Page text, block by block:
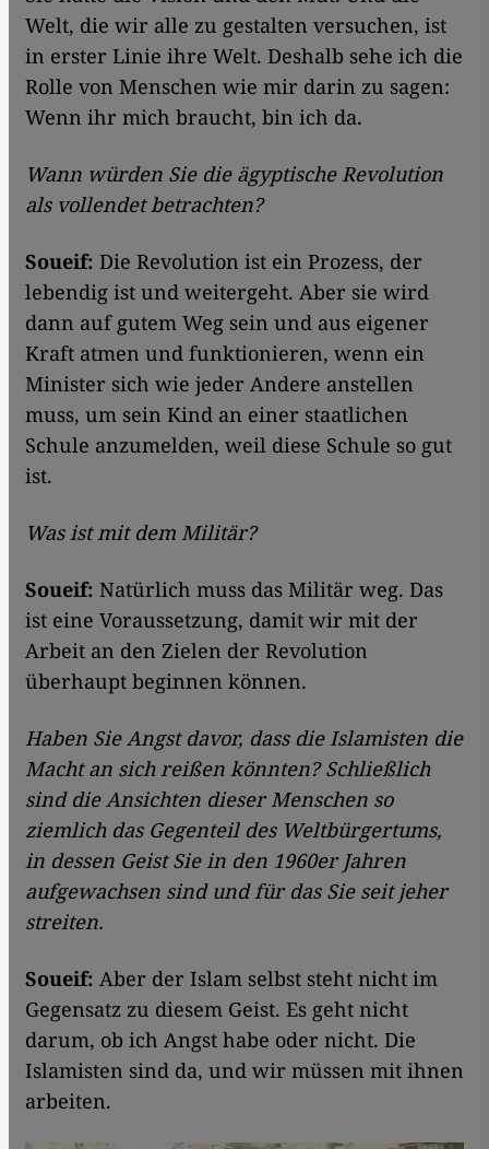
Welt, die wir alle zu gestalten versuchen, ist
in erster Linie ihre Welt. Deshalb sehe ich die
Rolle von Menschen wie mir darin zu sagen:
Wenn ihr mich braucht, bin ich da.
Wann würden Sie die ägyptische Revolution
als vollendet betrachten?
Soueif: Die Revolution ist ein Prozess, der
lebendig ist und weitergeht. Aber sie wird
dann auf gutem Weg sein und aus eigener
Kraft atmen und funktionieren, wenn ein
Minister sich wie jeder Andere anstellen
muss, um sein Kind an einer staatlichen
Schule anzumelden, weil diese Schule so gut
ist.
Was ist mit dem Militär?
Soueif: Natürlich muss das Militär weg. Das
ist eine Voraussetzung, damit wir mit der
Arbeit an den Zielen der Revolution
überhaupt beginnen können.
Haben Sie Angst davor, dass die Islamisten die
Macht an sich reißen könnten? Schließlich
sind die Ansichten dieser Menschen so
ziemlich das Gegenteil des Weltbürgertums,
in dessen Geist Sie in den 1960er Jahren
aufgewachsen sind und für das Sie seit jeher
streiten.
Soueif: Aber der Islam selbst steht nicht im
Gegensatz zu diesem Geist. Es geht nicht
darum, ob ich Angst habe oder nicht. Die
Islamisten sind da, und wir müssen mit ihnen
arbeiten.